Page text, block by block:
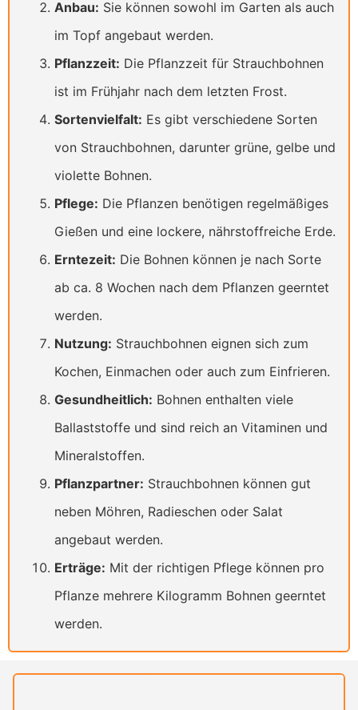
Anbau: Sie können sowohl im Garten als auch
im Topf angebaut werden.
Pflanzzeit: Die Pflanzzeit für Strauchbohnen
ist im Frühjahr nach dem letzten Frost.
Sortenvielfalt: Es gibt verschiedene Sorten
von Strauchbohnen, darunter grüne, gelbe und
violette Bohnen.
Pflege: Die Pflanzen benötigen regelmäßiges
Gießen und eine lockere, nährstoffreiche Erde.
Erntezeit: Die Bohnen können je nach Sorte
ab ca. 8 Wochen nach dem Pflanzen geerntet
werden.
Nutzung: Strauchbohnen eignen sich zum
Kochen, Einmachen oder auch zum Einfrieren.
Gesundheitlich: Bohnen enthalten viele
Ballaststoffe und sind reich an Vitaminen und
Mineralstoffen.
Pflanzpartner: Strauchbohnen können gut
neben Möhren, Radieschen oder Salat
angebaut werden.
Erträge: Mit der richtigen Pflege können pro
Pflanze mehrere Kilogramm Bohnen geerntet
werden.